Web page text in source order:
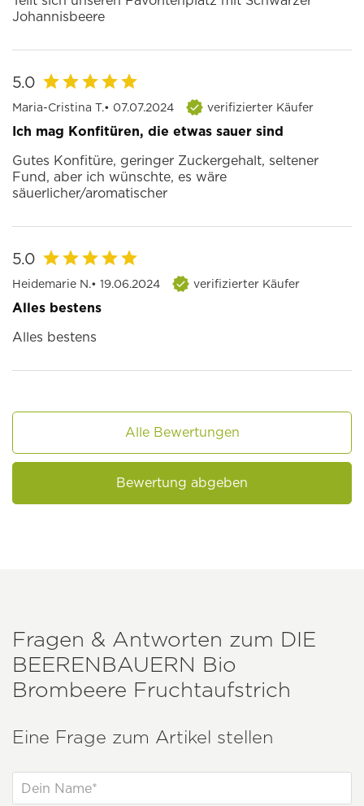
Johannisbeere
5.0
Maria-Cristina T.• 07.07.2024 verifizierter Käufer
Ich mag Konfitüren, die etwas sauer sind
Gutes Konfitüre, geringer Zuckergehalt, seltener
Fund, aber ich wünschte, es wäre
säuerlicher/aromatischer
5.0
Heidemarie N.• 19.06.2024 verifizierter Käufer
Alles bestens
Alles bestens
Alle Bewertungen
Bewertung abgeben
Fragen & Antworten zum DIE
BEERENBAUERN Bio
Brombeere Fruchtaufstrich
Eine Frage zum Artikel stellen